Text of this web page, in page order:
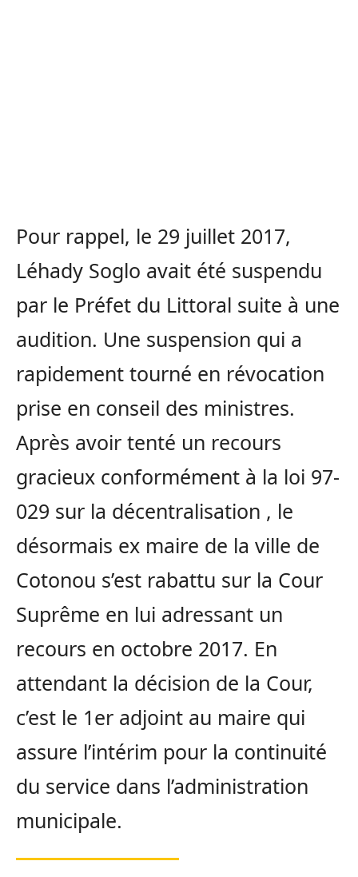
Pour rappel, le 29 juillet 2017,
Léhady Soglo avait été suspendu
par le Préfet du Littoral suite à une
audition. Une suspension qui a
rapidement tourné en révocation
prise en conseil des ministres.
Après avoir tenté un recours
gracieux conformément à la loi 97-
029 sur la décentralisation , le
désormais ex maire de la ville de
Cotonou s’est rabattu sur la Cour
Suprême en lui adressant un
recours en octobre 2017. En
attendant la décision de la Cour,
c’est le 1er adjoint au maire qui
assure l’intérim pour la continuité
du service dans l’administration
municipale.